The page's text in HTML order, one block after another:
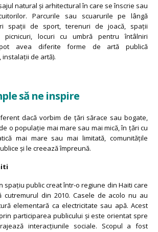
natural și arhitectural în care se înscrie sau
Parcurile sau scuarurile pe lângă
spații de sport, terenuri de joacă, spații
picnicuri, locuri cu umbră pentru întâlniri
avea diferite forme de artă publică
de artă).
să ne inspire
dacă vorbim de țări sărace sau bogate,
o populație mai mare sau mai mică, în țări cu
mai mare sau mai limitată, comunitățile
și le creează împreună.
spațiu public creat într-o regiune din Haiti care
cutremurul din 2010. Casele de acolo nu au
elementară ca electricitate sau apă. Acest
participarea publicului și este orientat spre
interacțiunile sociale. Scopul a fost